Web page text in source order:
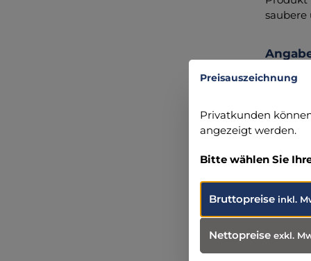
saubere
46485
+49 281
Preisauszeichnung
Privatkunden
angezeigt werden.
Bitte wählen Sie
Bruttopreise inkl.
Nettopreise exkl.